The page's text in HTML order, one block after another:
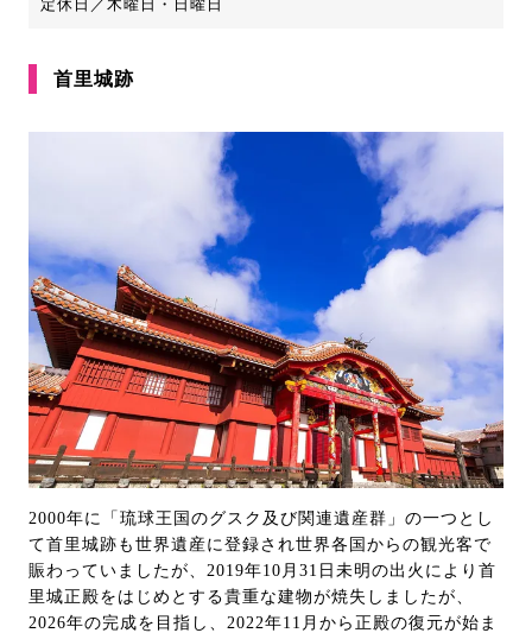
定休日／木曜日・日曜日
首里城跡
2000年に「琉球王国のグスク及び関連遺産群」の一つとし
て首里城跡も世界遺産に登録され世界各国からの観光客で
賑わっていましたが、2019年10月31日未明の出火により首
里城正殿をはじめとする貴重な建物が焼失しましたが、
2026年の完成を目指し、2022年11月から正殿の復元が始ま